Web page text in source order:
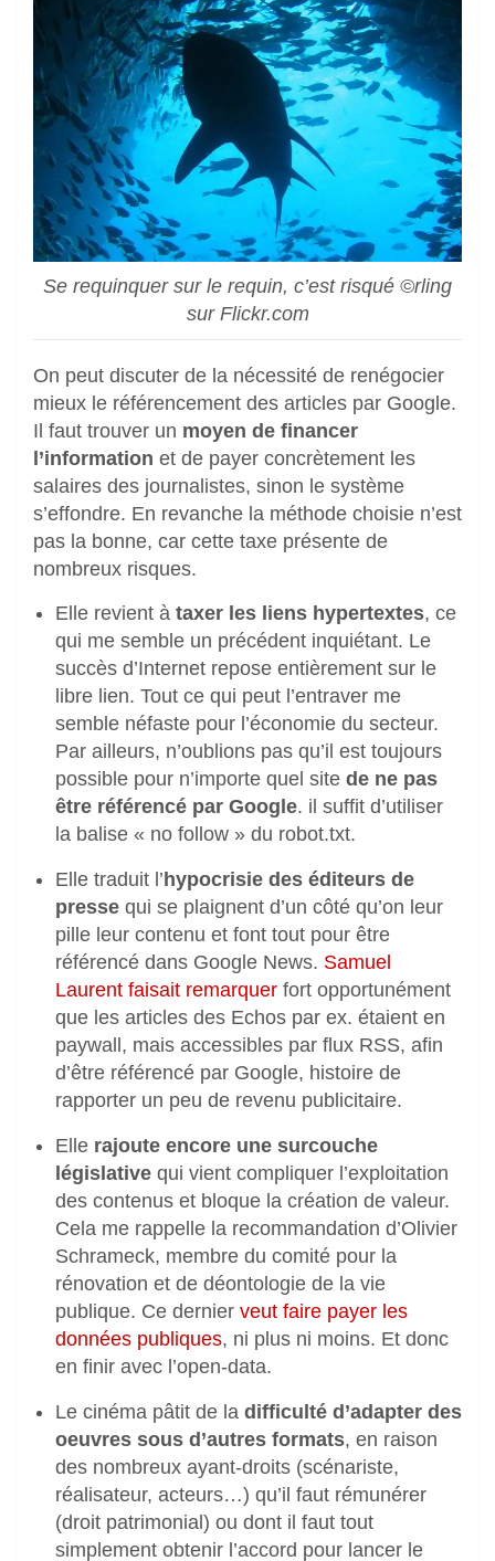
Se requinquer sur le requin, c’est risqué ©rling
sur Flickr.com
On peut discuter de la nécessité de renégocier
mieux le référencement des articles par Google.
Il faut trouver un moyen de financer
l’information et de payer concrètement les
salaires des journalistes, sinon le système
s’effondre. En revanche la méthode choisie n’est
pas la bonne, car cette taxe présente de
nombreux risques.
Elle revient à taxer les liens hypertextes, ce
qui me semble un précédent inquiétant. Le
succès d’Internet repose entièrement sur le
libre lien. Tout ce qui peut l’entraver me
semble néfaste pour l’économie du secteur.
Par ailleurs, n’oublions pas qu’il est toujours
possible pour n’importe quel site de ne pas
être référencé par Google. il suffit d’utiliser
la balise « no follow » du robot.txt.
Elle traduit l’ hypocrisie des éditeurs de
presse qui se plaignent d’un côté qu’on leur
pille leur contenu et font tout pour être
référencé dans Google News. Samuel
Laurent faisait remarquer fort opportunément
que les articles des Echos par ex. étaient en
paywall, mais accessibles par flux RSS, afin
d’être référencé par Google, histoire de
rapporter un peu de revenu publicitaire.
Elle rajoute encore une surcouche
législative qui vient compliquer l’exploitation
des contenus et bloque la création de valeur.
Cela me rappelle la recommandation d’Olivier
Schrameck, membre du comité pour la
rénovation et de déontologie de la vie
publique. Ce dernier veut faire payer les
données publiques, ni plus ni moins. Et donc
en finir avec l’open-data.
Le cinéma pâtit de la difficulté d’adapter des
oeuvres sous d’autres formats, en raison
des nombreux ayant-droits (scénariste,
réalisateur, acteurs…) qu’il faut rémunérer
(droit patrimonial) ou dont il faut tout
simplement obtenir l’accord pour lancer le